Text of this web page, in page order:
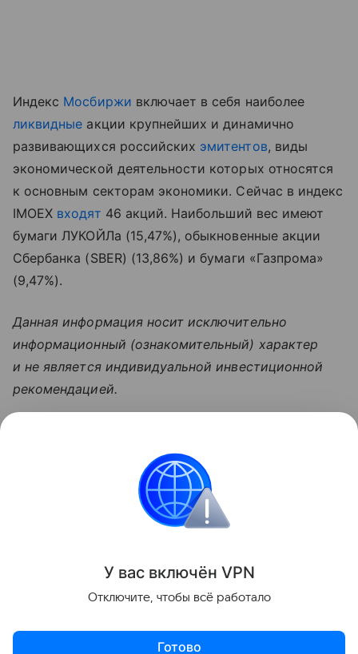
Индекс Мосбиржи включает в себя наиболее
ликвидные акции крупнейших и динамично
развивающихся российских эмитентов, виды
экономической деятельности которых относятся
к основным секторам экономики. Сейчас в индекс
IMOEX входят 46 акций. Наибольший вес имеют
бумаги ЛУКОЙЛа (15,47%), обыкновенные акции
Сбербанка (SBER) (13,86%) и бумаги «Газпрома»
(9,47%).
Данная информация носит исключительно
информационный (ознакомительный) характер
и не является индивидуальной инвестиционной
рекомендацией.
Акции: их виды и способы
инвестирования
В статье подробно расскажем о том, что такое
акции и как на них можно заработать.
У вас включён VPN
Отключите, чтобы всё работало
Готово